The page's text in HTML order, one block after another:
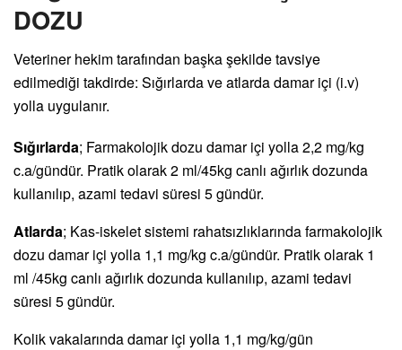
DOZU
Veteriner hekim tarafından başka şekilde tavsiye
edilmediği takdirde: Sığırlarda ve atlarda damar içi (i.v)
yolla uygulanır.
Sığırlarda; Farmakolojik dozu damar içi yolla 2,2 mg/kg
c.a/gündür. Pratik olarak 2 ml/45kg canlı ağırlık dozunda
kullanılıp, azami tedavi süresi 5 gündür.
Atlarda; Kas-iskelet sistemi rahatsızlıklarında farmakolojik
dozu damar içi yolla 1,1 mg/kg c.a/gündür. Pratik olarak 1
ml /45kg canlı ağırlık dozunda kullanılıp, azami tedavi
süresi 5 gündür.
Kolik vakalarında damar içi yolla 1,1 mg/kg/gün